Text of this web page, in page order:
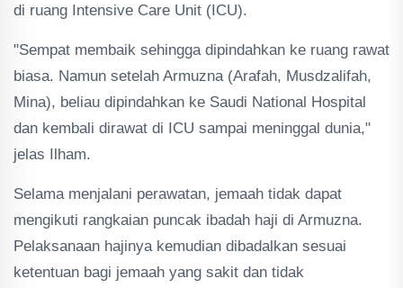
di ruang Intensive Care Unit (ICU).
"Sempat membaik sehingga dipindahkan ke ruang rawat
biasa. Namun setelah Armuzna (Arafah, Musdzalifah,
Mina), beliau dipindahkan ke Saudi National Hospital
dan kembali dirawat di ICU sampai meninggal dunia,"
jelas Ilham.
Selama menjalani perawatan, jemaah tidak dapat
mengikuti rangkaian puncak ibadah haji di Armuzna.
Pelaksanaan hajinya kemudian dibadalkan sesuai
ketentuan bagi jemaah yang sakit dan tidak